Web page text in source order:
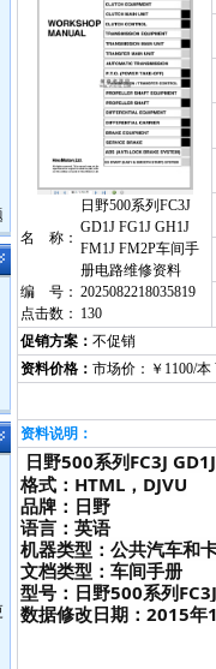
名 称：
日野500系列FC3J
GD1J FG1J GH1J
FM1J FM2P车间手
册电路维修资料
编 号： 2025082218035819
点击数： 130
促销方案： 不促销
资料价格： 市场价：￥1100/
资料说明：
日野500系列FC3J
格式：HTML，DJVU
品牌：日野
语言：英语
机器类型：公共汽车和
文档类型：车间手册
型号：日野500系列
数据修改日期：2015年